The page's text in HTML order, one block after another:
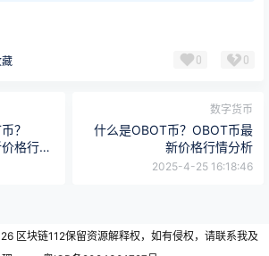
藏 0 0
？
格行情
数字货币
什么是OBOT币？OBOT币最
新价格行情分析
2025-4-25 16:18:46
区块链112保留资源解释权，如有侵权，请联系我及